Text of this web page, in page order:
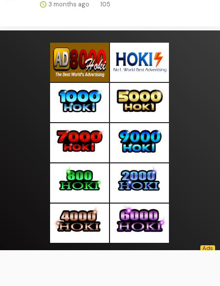
3 months ago 105